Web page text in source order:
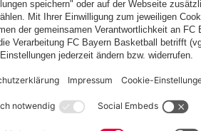
Möchtest du im Store
Ja,Schweiz, um